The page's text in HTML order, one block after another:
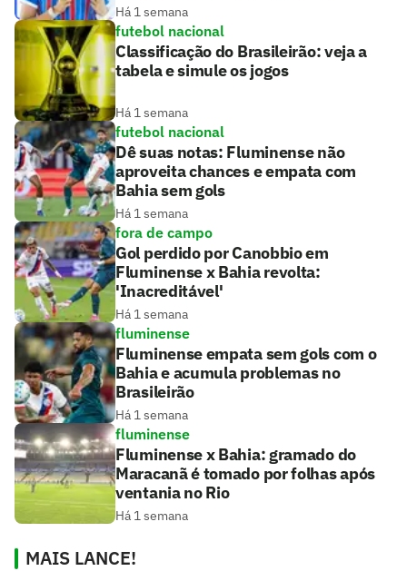
Há 1 semana
futebol nacional
Classificação do Brasileirão: veja a
tabela e simule os jogos
Há 1 semana
futebol nacional
Dê suas notas: Fluminense não
aproveita chances e empata com
Bahia sem gols
Há 1 semana
fora de campo
Gol perdido por Canobbio em
Fluminense x Bahia revolta:
'Inacreditável'
Há 1 semana
fluminense
Fluminense empata sem gols com o
Bahia e acumula problemas no
Brasileirão
Há 1 semana
fluminense
Fluminense x Bahia: gramado do
Maracanã é tomado por folhas após
ventania no Rio
Há 1 semana
MAIS LANCE!